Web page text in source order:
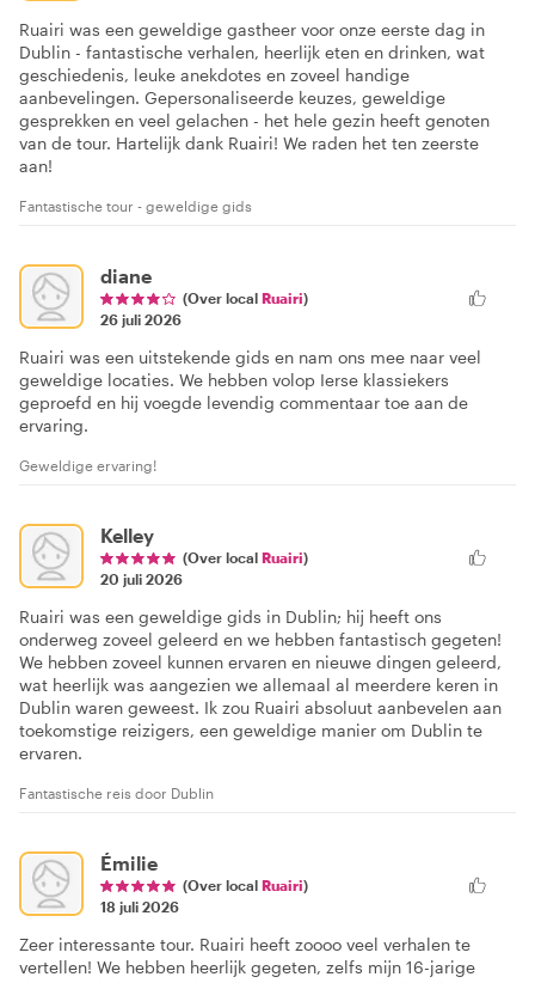
Ruairi was een geweldige gastheer voor onze eerste dag in
Dublin - fantastische verhalen, heerlijk eten en drinken, wat
geschiedenis, leuke anekdotes en zoveel handige
aanbevelingen. Gepersonaliseerde keuzes, geweldige
gesprekken en veel gelachen - het hele gezin heeft genoten
van de tour. Hartelijk dank Ruairi! We raden het ten zeerste
aan!
Fantastische tour - geweldige gids
diane
(Over local Ruairi)
26 juli 2026
Ruairi was een uitstekende gids en nam ons mee naar veel
geweldige locaties. We hebben volop Ierse klassiekers
geproefd en hij voegde levendig commentaar toe aan de
ervaring.
Geweldige ervaring!
Kelley
(Over local Ruairi)
20 juli 2026
Ruairi was een geweldige gids in Dublin; hij heeft ons
onderweg zoveel geleerd en we hebben fantastisch gegeten!
We hebben zoveel kunnen ervaren en nieuwe dingen geleerd,
wat heerlijk was aangezien we allemaal al meerdere keren in
Dublin waren geweest. Ik zou Ruairi absoluut aanbevelen aan
toekomstige reizigers, een geweldige manier om Dublin te
ervaren.
Fantastische reis door Dublin
Émilie
(Over local Ruairi)
18 juli 2026
Zeer interessante tour. Ruairi heeft zoooo veel verhalen te
vertellen! We hebben heerlijk gegeten, zelfs mijn 16-jarige